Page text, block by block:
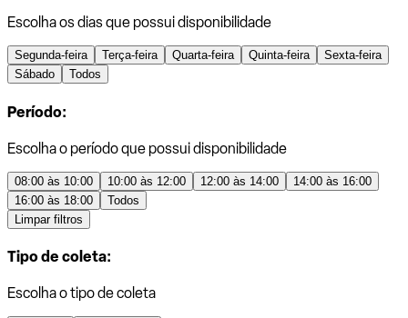
Escolha os dias que possui disponibilidade
Segunda-feira Terça-feira Quarta-feira Quinta-feira
Sexta-feira
Sábado
Todos
Período:
Escolha o período que possui disponibilidade
08:00 às 10:00 10:00 às 12:00 12:00 às 14:00
14:00 às 16:00
16:00 às 18:00
Todos
Limpar filtros
Tipo de coleta:
Escolha o tipo de coleta